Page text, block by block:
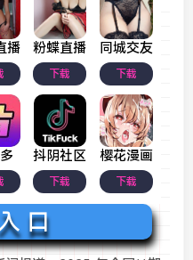
播 粉蝶直播
下载
同城交友
下载
抖阴社区
下载
樱花漫画
下载
口